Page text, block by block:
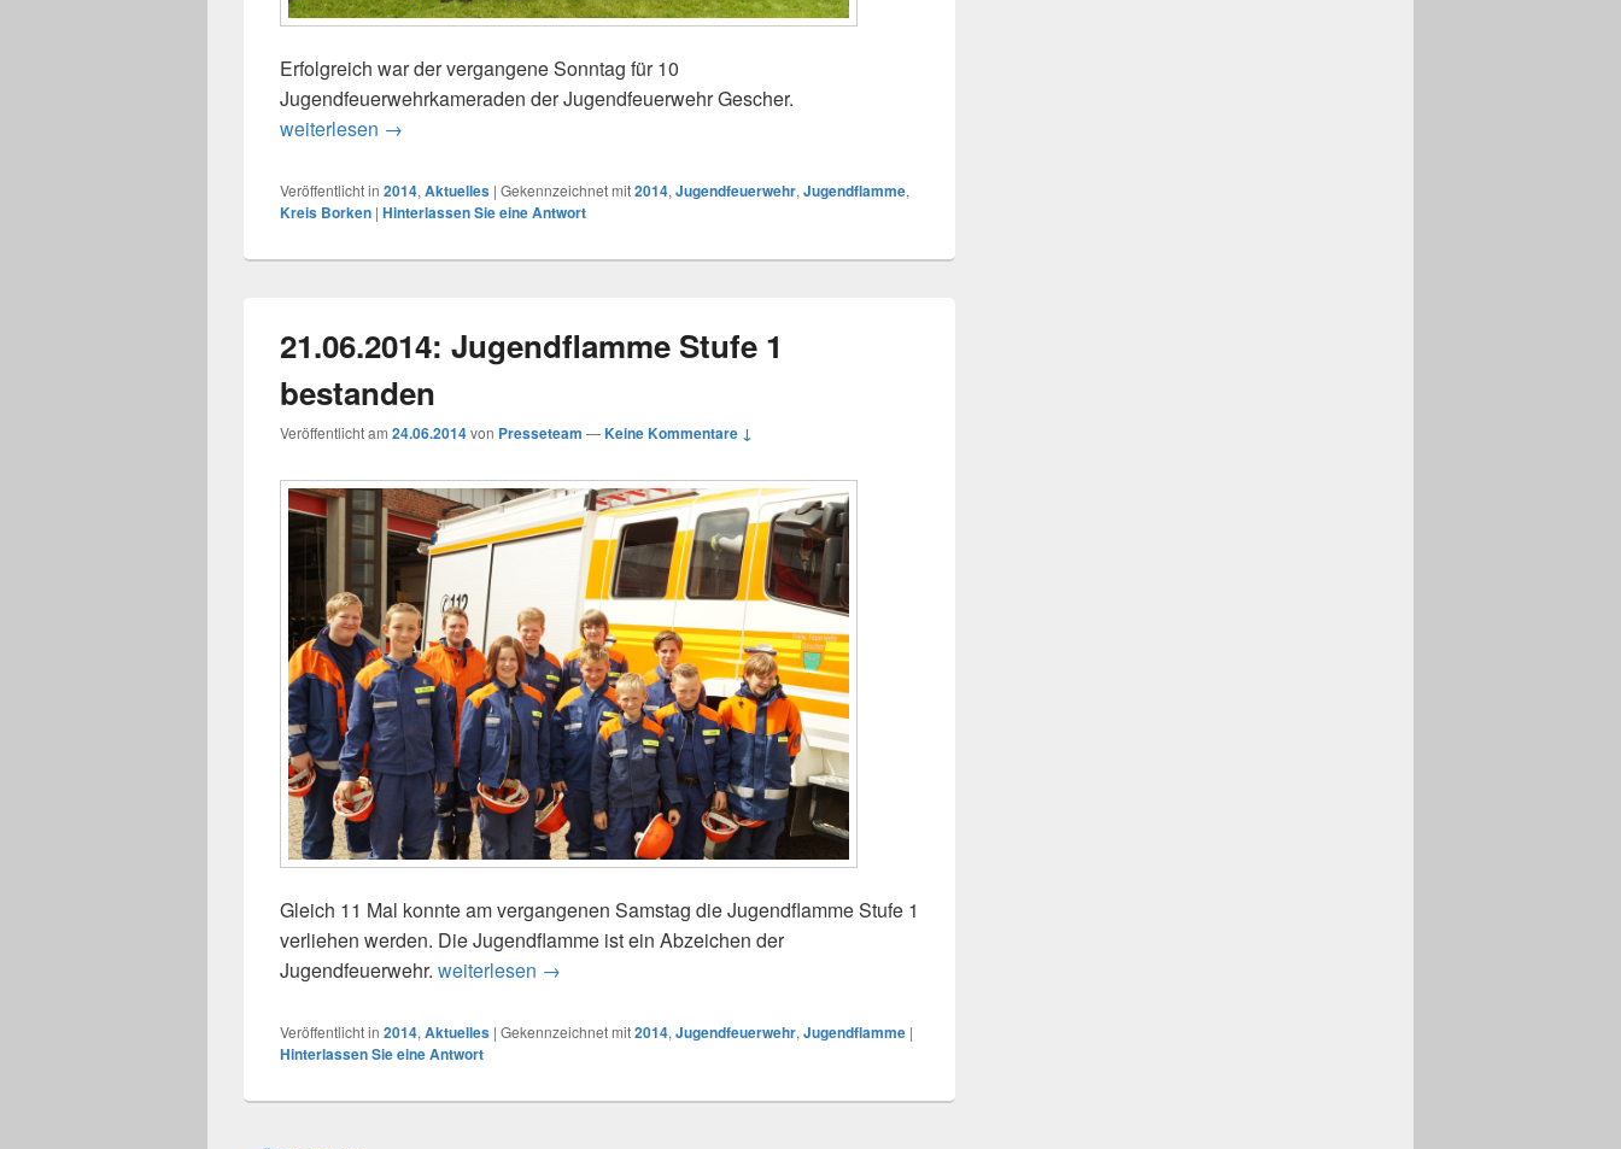
Erfolgreich war der vergangene Sonntag für 10
Jugendfeuerwehrkameraden der Jugendfeuerwehr Gescher.
weiterlesen 29.06.2014: Jugendflamme Stufe 2 u. 3
→
Veröffentlicht in 2014, Aktuelles | Gekennzeichnet mit2014, Jugendfeuerwehr, Jugendflamme,
Kreis Borken | Hinterlassen Sie eine Antwort
21.06.2014: Jugendflamme Stufe 1
bestanden
Veröffentlicht am 24.06.2014von Presseteam —Keine Kommentare ↓
Gleich 11 Mal konnte am vergangenen Samstag die Jugendflamme Stufe 1
verliehen werden. Die Jugendflamme ist ein Abzeichen der
Jugendfeuerwehr. weiterlesen 21.06.2014: Jugendflamme Stufe 1 bestanden
→
Veröffentlicht in 2014, Aktuelles | Gekennzeichnet mit2014, Jugendfeuerwehr, Jugendflamme |
Hinterlassen Sie eine Antwort